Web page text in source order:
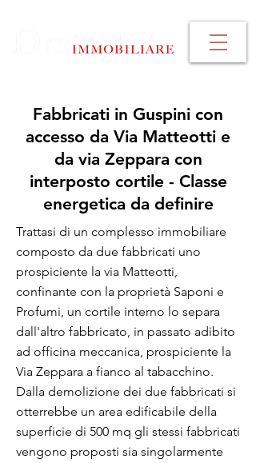
Fabbricati in Guspini con
accesso da Via Matteotti e
da via Zeppara con
interposto cortile - Classe
energetica da definire
Trattasi di un complesso immobiliare
composto da due fabbricati uno
prospiciente la via Matteotti,
confinante con la proprietà Saponi e
Profumi, un cortile interno lo separa
dall'altro fabbricato, in passato adibito
ad officina meccanica, prospiciente la
Via Zeppara a fianco al tabacchino.
Dalla demolizione dei due fabbricati si
otterrebbe un area edificabile della
superficie di 500 mq gli stessi fabbricati
vengono proposti sia singolarmente